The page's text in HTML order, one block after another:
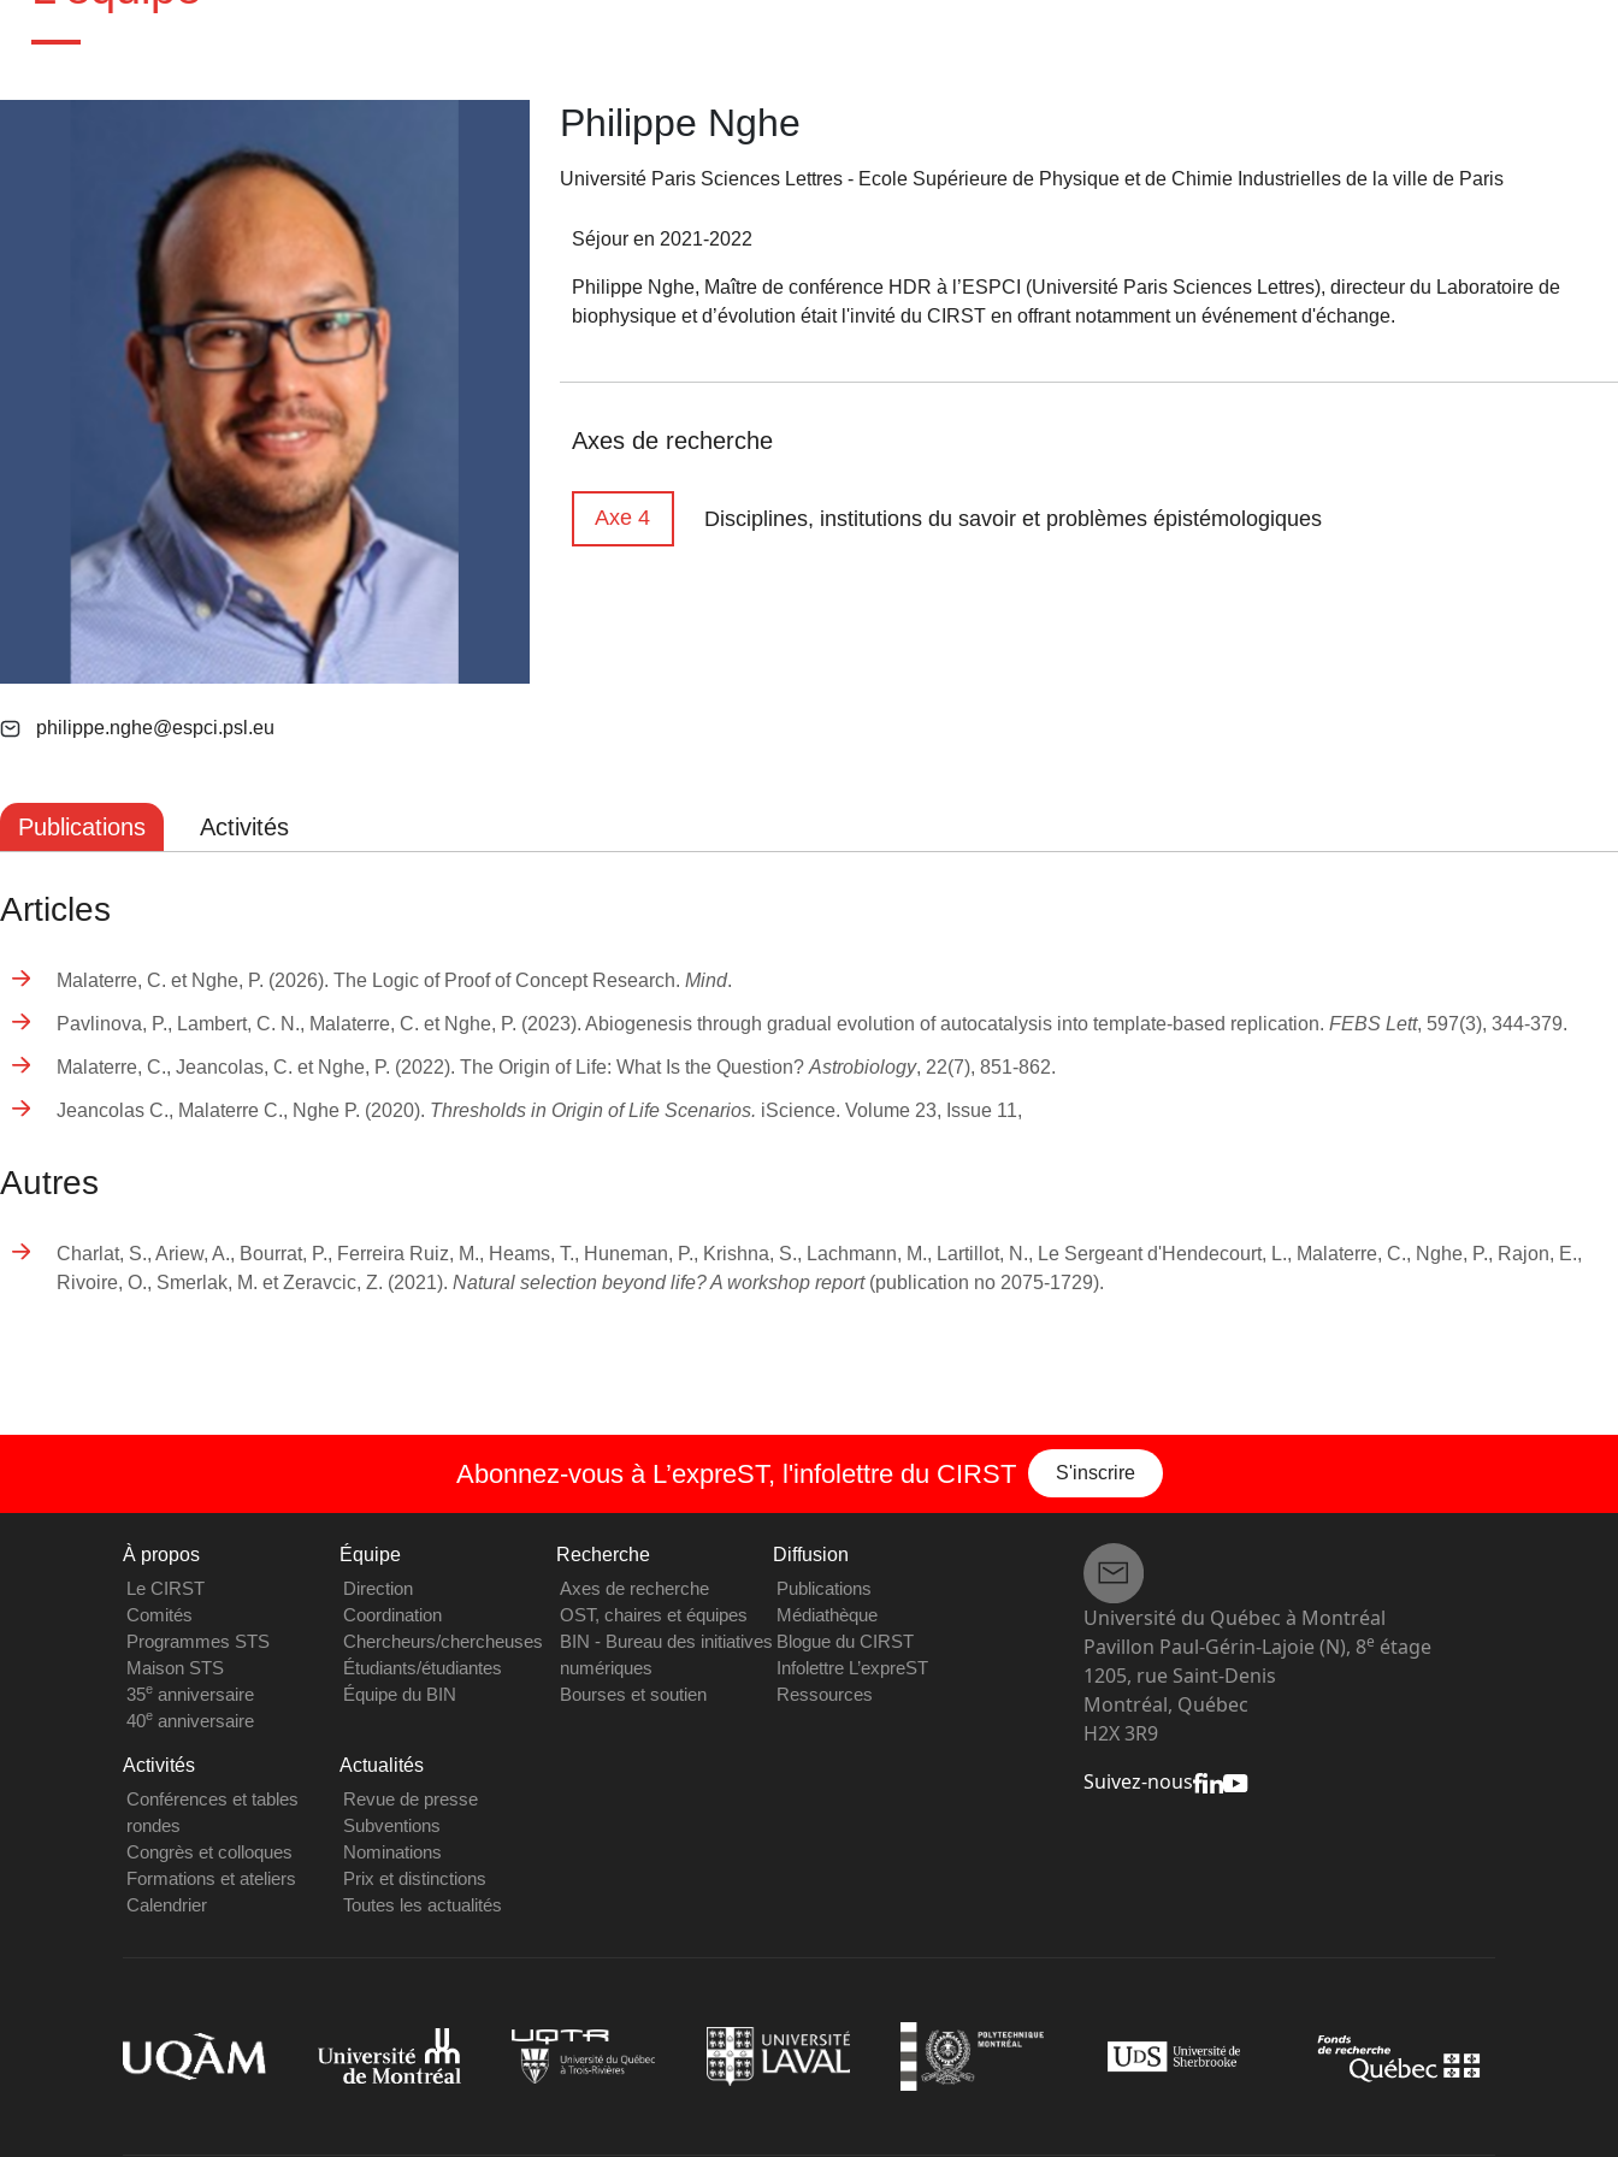
philippe.nghe@espci.psl.eu
Philippe Nghe
Université Paris Sciences Lettres - Ecole Supérieure de Physique et de Chimie Industrielles de la ville de Paris
Séjour en 2021-2022
Philippe Nghe, Maître de conférence HDR à l’ESPCI (Université Paris Sciences Lettres), directeur du Laboratoire de
biophysique et d’évolution était l'invité du CIRST en offrant notamment un événement d'échange.
Axes de recherche
Axe 4 Disciplines, institutions du savoir et problèmes épistémologiques
Publications Activités
Articles
Malaterre, C. et Nghe, P. (2026). The Logic of Proof of Concept Research. Mind.
Pavlinova, P., Lambert, C. N., Malaterre, C. et Nghe, P. (2023). Abiogenesis through gradual evolution of autocatalysis into template-based replication. FEBS Lett, 597(3), 344-379.
Malaterre, C., Jeancolas, C. et Nghe, P. (2022). The Origin of Life: What Is the Question? Astrobiology, 22(7), 851-862.
Jeancolas C., Malaterre C., Nghe P. (2020). Thresholds in Origin of Life Scenarios. iScience. Volume 23, Issue 11,
Autres
Charlat, S., Ariew, A., Bourrat, P., Ferreira Ruiz, M., Heams, T., Huneman, P., Krishna, S., Lachmann, M., Lartillot, N., Le Sergeant d'Hendecourt, L., Malaterre, C., Nghe, P., Rajon, E.,
Rivoire, O., Smerlak, M. et Zeravcic, Z. (2021). Natural selection beyond life? A workshop report(publication no 2075-1729).
Abonnez-vous à L’expreST, l'infolettre du CIRST S'inscrire
À propos
Le CIRST
Comités
Programmes STS
Maison STS
35eanniversaire
40eanniversaire
Équipe
Direction
Coordination
Chercheurs/chercheuses
Étudiants/étudiantes
Équipe du BIN
Recherche
Axes de recherche
OST, chaires et équipes
BIN - Bureau des initiatives
numériques
Bourses et soutien
Diffusion
Publications
Médiathèque
Blogue du CIRST
Infolettre L’expreST
Ressources
Activités
Conférences et tables
rondes
Congrès et colloques
Formations et ateliers
Calendrier
Actualités
Revue de presse
Subventions
Nominations
Prix et distinctions
Toutes les actualités
Université du Québec à Montréal
Pavillon Paul-Gérin-Lajoie (N), 8e étage
1205, rue Saint-Denis
Montréal, Québec
H2X 3R9
Suivez-nous